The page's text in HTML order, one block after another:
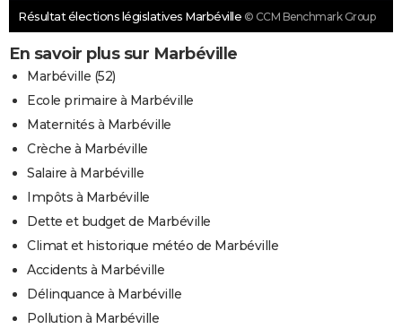
Résultat élections législatives Marbéville © CCM Benchmark Group
En savoir plus sur Marbéville
Marbéville (52)
Ecole primaire à Marbéville
Maternités à Marbéville
Crèche à Marbéville
Salaire à Marbéville
Impôts à Marbéville
Dette et budget de Marbéville
Climat et historique météo de Marbéville
Accidents à Marbéville
Délinquance à Marbéville
Pollution à Marbéville